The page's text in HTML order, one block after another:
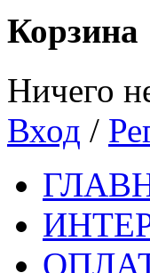
Корзина
Ничего
Вход /